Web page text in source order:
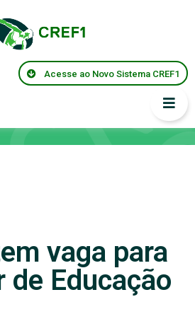
Acesse ao Novo Sistema CREF1
vaga para
de Educação